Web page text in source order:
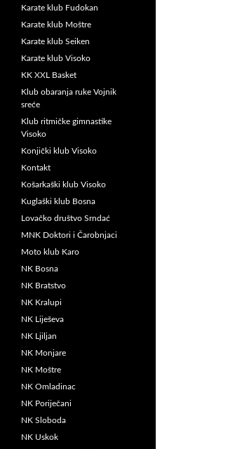
Karate klub Fudokan
Karate klub Moštre
Karate klub Seiken
Karate klub Visoko
KK XXL Basket
Klub obaranja ruke Vojnik
sreće
Klub ritmičke gimnastike
Visoko
Konjički klub Visoko
Kontakt
Košarkaški klub Visoko
Kuglaški klub Bosna
Lovačko društvo Srndać
MNK Doktori i Čarobnjaci
Moto klub Karo
NK Bosna
NK Bratstvo
NK Kralupi
NK Liješeva
NK Ljiljan
NK Monjare
NK Moštre
NK Omladinac
NK Poriječani
NK Sloboda
NK Uskok